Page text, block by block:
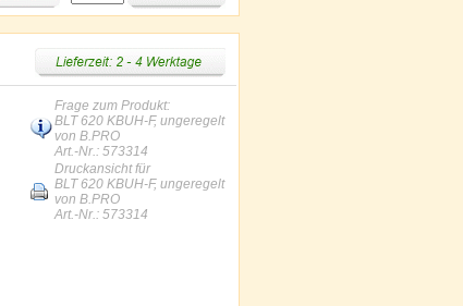
Frage zum Produkt:
BLT 620 KBUH-F, ungeregelt
von B.PRO
Art.-Nr.: 573314
Druckansicht für
BLT 620 KBUH-F, ungeregelt
von B.PRO
Art.-Nr.: 573314